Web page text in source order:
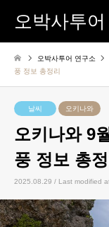
오박사투
오박사투어 연구소
풍 정보 총정리
날씨 오키나와
오키나와 9
풍 정보 총정
2025.08.29 / Last modified